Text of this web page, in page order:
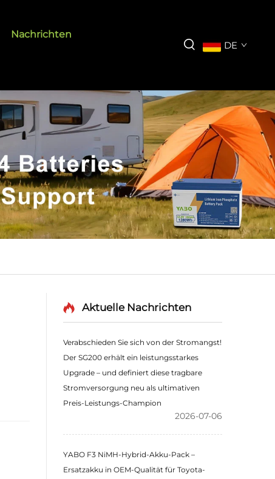
Nachrichten
DE
Aktuelle Nachrichten
Verabschieden Sie sich von der Stromangst!
Der SG200 erhält ein leistungsstarkes
Upgrade – und definiert diese tragbare
Stromversorgung neu als ultimativen
Preis-Leistungs-Champion
2026-07-06
YABO F3 NiMH-Hybrid-Akku-Pack –
Ersatzakku in OEM-Qualität für Toyota-